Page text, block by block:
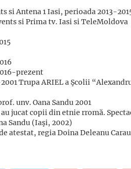
si Antena 1 Iasi, perioada 2013-
si Prima tv. Iasi si TeleMoldova
prezent
Trupa ARIEL a Şcolii
unv. Oana Sandu 2001
jucat copii din etnie rromă.
Sandu (Iaşi, 2002)
atestat, regia Doina Deleanu